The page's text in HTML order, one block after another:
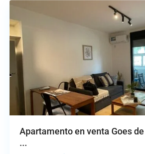
Apartamento en venta Goes
...